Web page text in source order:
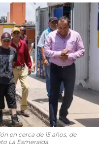
en cerca de 15 años, de
La Esmeralda.